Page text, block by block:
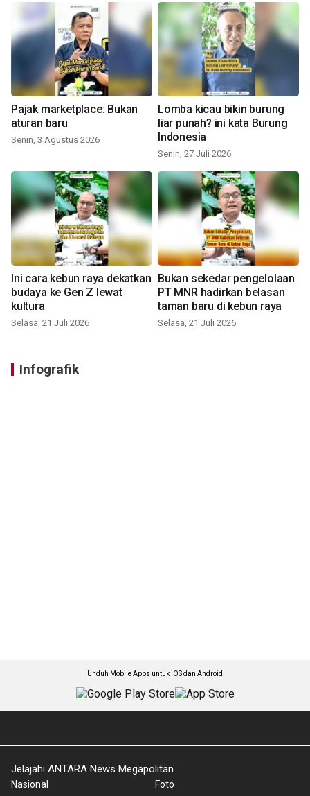
Pajak marketplace: Bukan
aturan baru
Senin, 3 Agustus 2026
Lomba kicau bikin burung
liar punah? ini kata Burung
Indonesia
Senin, 27 Juli 2026
Ini cara kebun raya dekatkan
budaya ke Gen Z lewat
kultura
Selasa, 21 Juli 2026
Bukan sekedar pengelolaan
PT MNR hadirkan belasan
taman baru di kebun raya
Selasa, 21 Juli 2026
Infografik
Unduh Mobile Apps untuk iOS dan Android
Jelajahi ANTARA News Megapolitan
Nasional Foto